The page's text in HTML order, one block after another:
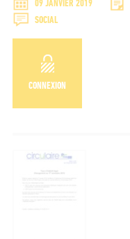
09 JANVIER 2019
SOCIAL
CONNEXION